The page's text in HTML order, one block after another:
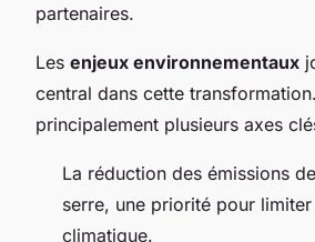
partenaires.
Les enjeux environnementaux
central dans cette
principalement plusieurs axes
La réduction des émissions
serre, une priorité pour
climatique.